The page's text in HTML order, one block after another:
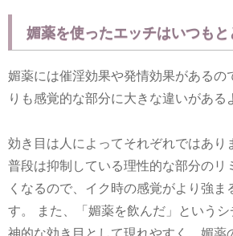
媚薬を使ったエッチはいつもと
媚薬には催淫効果や発情効果があるの
りも感覚的な部分に大きな違いがある
効き目は人によってそれぞれではあり
普段は抑制している理性的な部分のリ
くなるので、イク時の感覚がより強
す。 また、「媚薬を飲んだ」という